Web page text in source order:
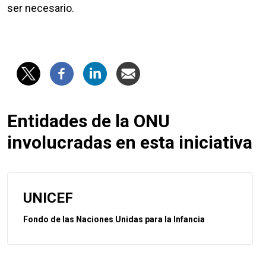
ser necesario.
Entidades de la ONU
involucradas en esta iniciativa
UNICEF
Fondo de las Naciones Unidas para la Infancia